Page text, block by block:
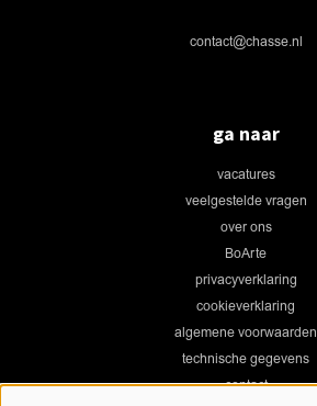
contact@chasse.nl
ga naar
vacatures
veelgestelde vragen
over ons
BoArte
privacyverklaring
cookieverklaring
algemene voorwaarden
technische gegevens
contact